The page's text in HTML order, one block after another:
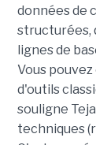
données de
structurées,
lignes de
Vous
d'outils
souligne
techniques